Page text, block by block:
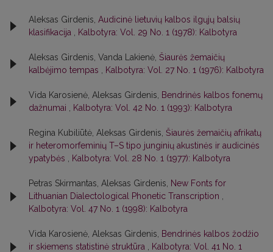
Aleksas Girdenis, Audicinė lietuvių kalbos ilgųjų balsių
klasifikacija
Kalbotyra: Vol. 29 No. 1 (1978): Kalbotyra
Aleksas Girdenis, Vanda Lakienė, Šiaurės žemaičių
kalbėjimo tempas
Kalbotyra: Vol. 27 No. 1 (1976): Kalbotyra
Vida Karosienė, Aleksas Girdenis,
Bendrinės kalbos fonemų
dažnumai
Kalbotyra: Vol. 42 No. 1 (1993): Kalbotyra
Regina Kubiliūtė, Aleksas Girdenis, Šiaurės žemaičių afrikatų
ir heteromorfeminių T–S tipo junginių akustinės ir audicinės
ypatybės
Kalbotyra: Vol. 28 No. 1 (1977): Kalbotyra
Petras Skirmantas, Aleksas Girdenis,
New Fonts for
Lithuanian Dialectological Phonetic Transcription
Kalbotyra: Vol. 47 No. 1 (1998): Kalbotyra
Vida Karosienė, Aleksas Girdenis,
Bendrinės kalbos žodžio
ir skiemens statistinė struktūra
Kalbotyra: Vol. 41 No. 1